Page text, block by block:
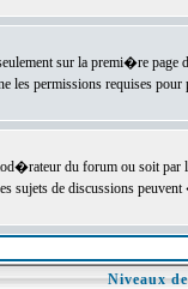
sur la premi�re
les permissions requises pour
du forum ou soit par
sujets de discussions
Niveaux